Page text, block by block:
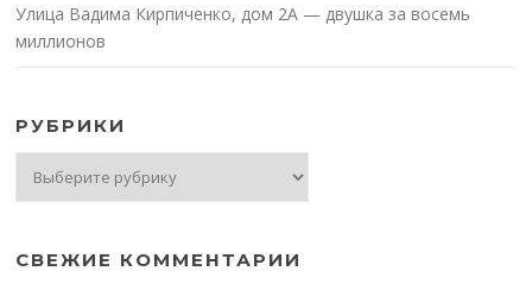
Улица Вадима Кирпиченко, дом 2А — двушка за восемь
миллионов
РУБРИКИ
СВЕЖИЕ КОММЕНТАРИИ